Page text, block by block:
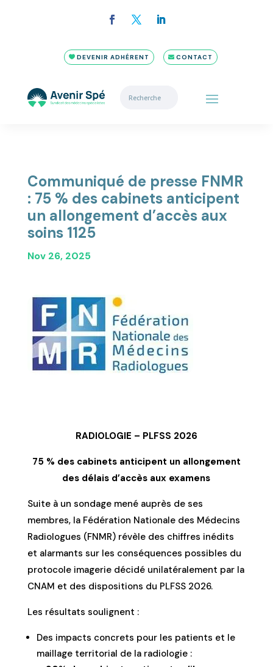
DEVENIR ADHÉRENT CONTACT
Communiqué de presse FNMR
: 75 % des cabinets anticipent
un allongement d’accès aux
soins 1125
Nov 26, 2025
RADIOLOGIE – PLFSS 2026
75 % des cabinets anticipent un allongement
des délais d’accès aux examens
Suite à un sondage mené auprès de ses
membres, la Fédération Nationale des Médecins
Radiologues (FNMR) révèle des chiffres inédits
et alarmants sur les conséquences possibles du
protocole imagerie décidé unilatéralement par la
CNAM et des dispositions du PLFSS 2026.
Les résultats soulignent :
Des impacts concrets pour les patients et le
maillage territorial de la radiologie :